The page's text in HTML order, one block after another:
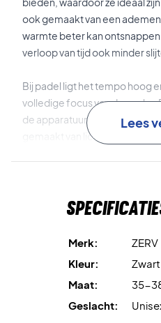
ook gemaakt van een
warmte beter kan
verloop van tijd ook minder
Bij padel ligt het tempo hoog
volledige focus van de speler.
de apparatuur. De ZERV
gemaakt van lichtgewicht
Past zich aan de voet aan
dankzij het rekbare materiaal.
Al met al een sok van hoge
voeten willen verwennen.
Lees
Merk:
ZERV
Kleur:
Zwart
Maat:
35-
Geslacht: